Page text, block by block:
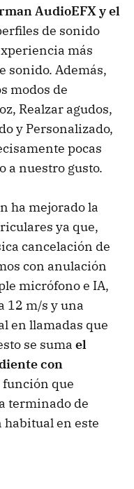
AudioEFX y el
de sonido
más
sonido. Además,
modos de
Realzar agudos,
y Personalizado,
pocas
a nuestro gusto.
ha mejorado la
ya que,
cancelación de
con anulación
micrófono e IA,
12 m/s y una
en llamadas que
se suma el
con
función que
terminado de
habitual en este